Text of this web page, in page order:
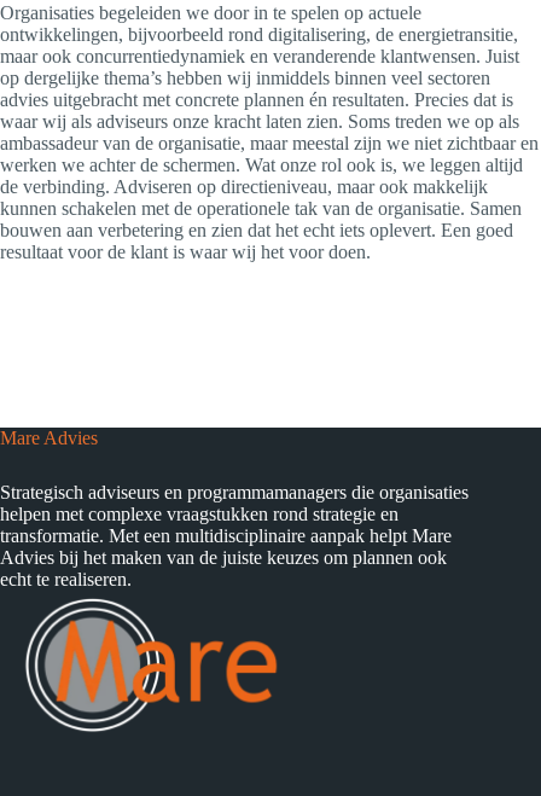
Organisaties begeleiden we door in te spelen op actuele
ontwikkelingen, bijvoorbeeld rond digitalisering, de energietransitie,
maar ook concurrentiedynamiek en veranderende klantwensen. Juist
op dergelijke thema’s hebben wij inmiddels binnen veel sectoren
advies uitgebracht met concrete plannen én resultaten. Precies dat is
waar wij als adviseurs onze kracht laten zien. Soms treden we op als
ambassadeur van de organisatie, maar meestal zijn we niet zichtbaar en
werken we achter de schermen. Wat onze rol ook is, we leggen altijd
de verbinding. Adviseren op directieniveau, maar ook makkelijk
kunnen schakelen met de operationele tak van de organisatie. Samen
bouwen aan verbetering en zien dat het echt iets oplevert. Een goed
resultaat voor de klant is waar wij het voor doen.
Mare Advies
Strategisch adviseurs en programmamanagers die organisaties
helpen met complexe vraagstukken rond strategie en
transformatie. Met een multidisciplinaire aanpak helpt Mare
Advies bij het maken van de juiste keuzes om plannen ook
echt te realiseren.